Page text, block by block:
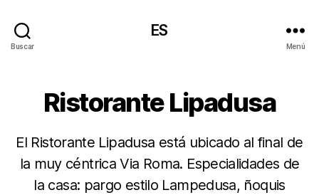
Buscar
ES
Menú
Ristorante Lipadusa
El Ristorante Lipadusa está ubicado al final de
la muy céntrica Via Roma. Especialidades de
la casa: pargo estilo Lampedusa, ñoquis